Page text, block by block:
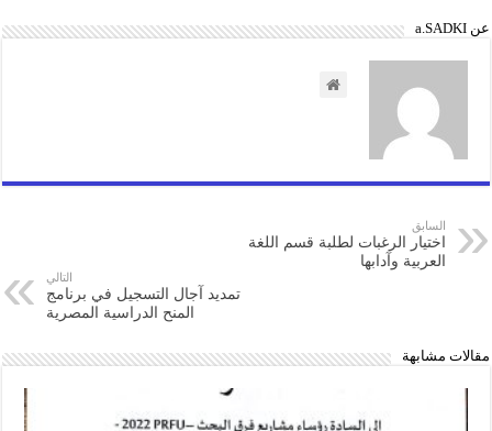
عن a.SADKI
السابق
اختيار الرغبات لطلبة قسم اللغة
العربية وآدابها
التالي
تمديد آجال التسجيل في برنامج
المنح الدراسية المصرية
مقالات مشابهة